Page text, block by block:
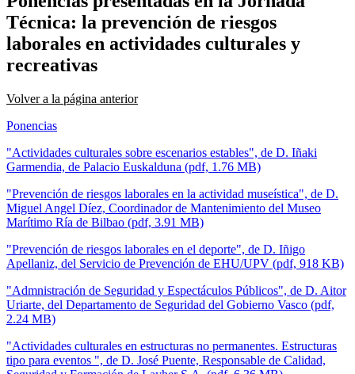
Técnica: la prevención de riesgos
laborales en actividades culturales y
recreativas
Volver a la página anterior
Ponencias
"Actividades culturales sobre escenarios estables", de D. Iñaki
Garmendia, de Palacio Euskalduna (pdf, 1.76 MB)
"Prevención de riesgos laborales en la actividad museística", de D.
Miguel Angel Díez, Coordinador de Mantenimiento del Museo
Marítimo Ría de Bilbao (pdf, 3.91 MB)
"Prevención de riesgos laborales en el deporte", de D. Iñigo
Apellaniz, del Servicio de Prevención de EHU/UPV (pdf, 918 KB)
"Admnistración de Seguridad y Espectáculos Públicos", de D. Aitor
Uriarte, del Departamento de Seguridad del Gobierno Vasco (pdf,
2.24 MB)
"Actividades culturales en estructuras no permanentes. Estructuras
tipo para eventos ", de D. José Puente, Responsable de Calidad,